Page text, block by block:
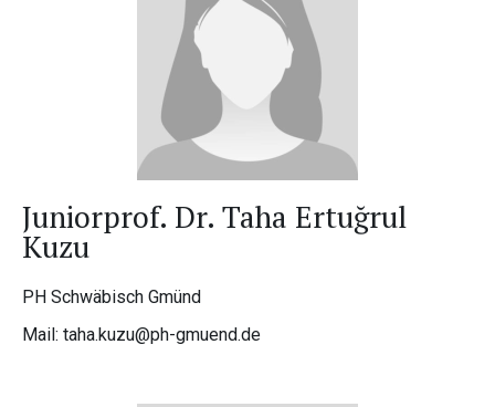
Juniorprof. Dr. Taha Ertuğrul
Kuzu
PH Schwäbisch Gmünd
Mail: taha.kuzu@ph-gmuend.de